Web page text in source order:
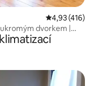
Průměrné
4,93 (416)
dvorkem |